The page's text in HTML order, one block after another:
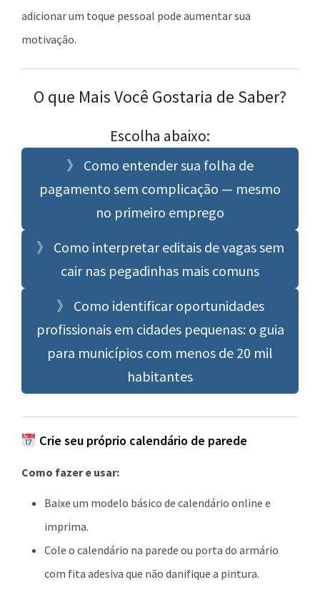
adicionar um toque pessoal pode aumentar sua
motivação.
O que Mais Você Gostaria de Saber?
Escolha abaixo:
》 Como entender sua folha de
pagamento sem complicação — mesmo
no primeiro emprego
》 Como interpretar editais de vagas sem
cair nas pegadinhas mais comuns
》 Como identificar oportunidades
profissionais em cidades pequenas: o guia
para municípios com menos de 20 mil
habitantes
Crie seu próprio calendário de parede
Como fazer e usar:
Baixe um modelo básico de calendário online e
imprima.
Cole o calendário na parede ou porta do armário
com fita adesiva que não danifique a pintura.